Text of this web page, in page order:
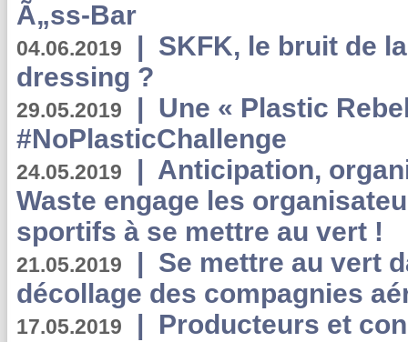
Ã„ss-Bar
04.06.2019 | SKFK, le bruit de
dressing ?
29.05.2019 | Une « Plastic
#NoPlasticChallenge
24.05.2019 | Anticipation,
Waste engage les
sportifs à se mettre au vert !
21.05.2019 | Se mettre au vert
décollage des compagnies
17.05.2019 | Producteurs et